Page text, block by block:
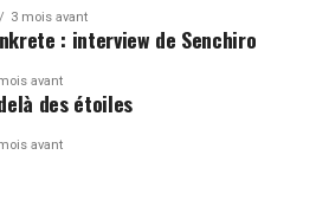
3 mois avant
: interview de Senchiro
avant
des étoiles
avant